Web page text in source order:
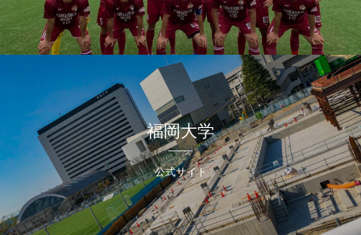
福岡大学
公式サイト